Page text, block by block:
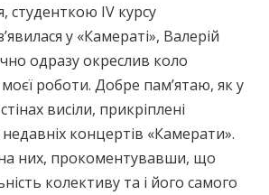
студенткою IV курсу
у «Камераті», Валерій
одразу окреслив коло
роботи. Добре пам’ятаю, як у
висіли, прикріплені
концертів «Камерати».
на них, прокоментувавши, що
колективу та і його самого